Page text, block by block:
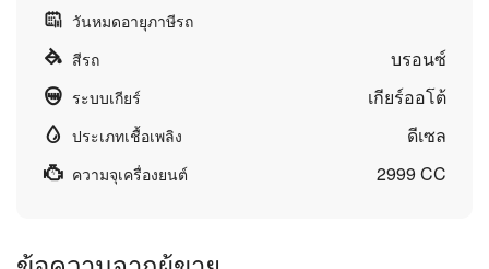
วันหมดอายุภาษีรถ
สีรถ
บรอนซ์
ระบบเกียร์ เกียร์ออโต้
ประเภทเชื้อเพลิง ดีเซล
ความจุเครื่องยนต์ 2999 CC